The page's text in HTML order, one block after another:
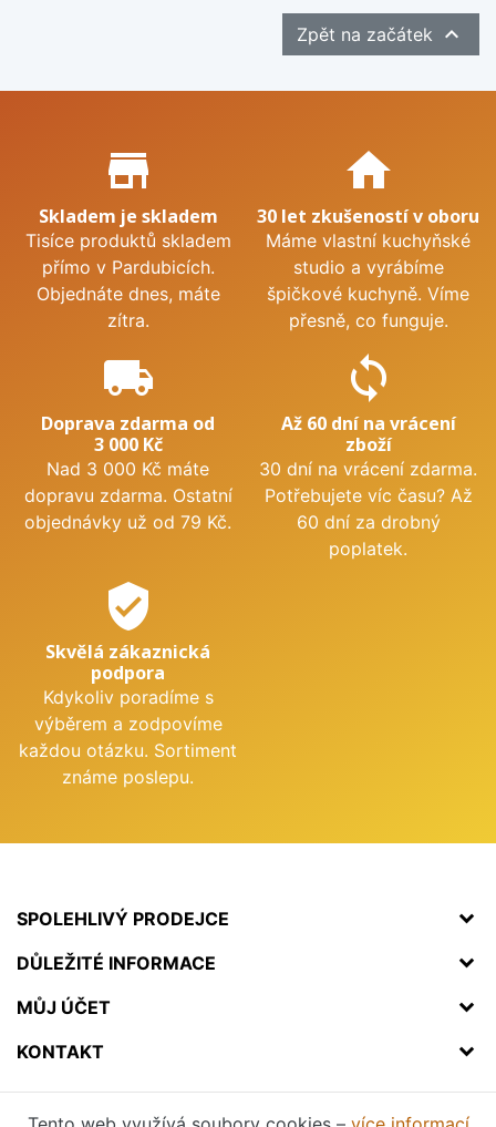
Zpět na začátek 
Proč nakupovat u nás?
store_mall_directory
Skladem je skladem
Tisíce produktů skladem
přímo v Pardubicích.
Objednáte dnes, máte
zítra.
home
30 let zkušeností v oboru
Máme vlastní kuchyňské
studio a vyrábíme
špičkové kuchyně. Víme
přesně, co funguje.
local_shipping
Doprava zdarma od
3 000 Kč
Nad 3 000 Kč máte
dopravu zdarma. Ostatní
objednávky už od 79 Kč.
sync
Až 60 dní na vrácení
zboží
30 dní na vrácení zdarma.
Potřebujete víc času? Až
60 dní za drobný
poplatek.
verified_user
Skvělá zákaznická
podpora
Kdykoliv poradíme s
výběrem a zodpovíme
každou otázku. Sortiment
známe poslepu.
SPOLEHLIVÝ PRODEJCE
DŮLEŽITÉ INFORMACE
MŮJ ÚČET
KONTAKT